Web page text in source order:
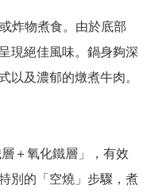
炸物煮食。由於底部
現絕佳風味。鍋身夠深
以及濃郁的燉煮牛肉。
＋氧化鐵層」，有效
別的「空燒」步驟，煮